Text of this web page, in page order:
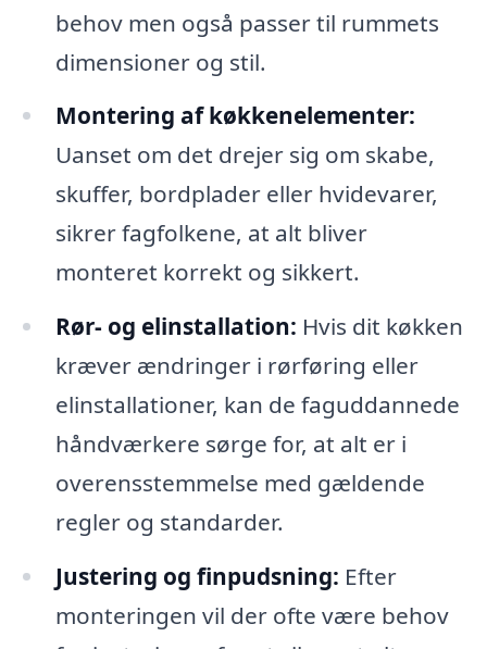
behov men også passer til rummets
dimensioner og stil.
Montering af køkkenelementer:
Uanset om det drejer sig om skabe,
skuffer, bordplader eller hvidevarer,
sikrer fagfolkene, at alt bliver
monteret korrekt og sikkert.
Rør- og elinstallation: Hvis dit køkken
kræver ændringer i rørføring eller
elinstallationer, kan de faguddannede
håndværkere sørge for, at alt er i
overensstemmelse med gældende
regler og standarder.
Justering og finpudsning: Efter
monteringen vil der ofte være behov